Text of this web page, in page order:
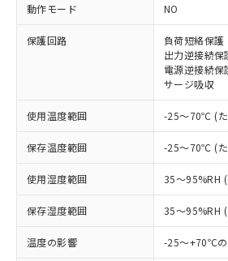
動作モード NO
保護回路
負荷短絡保護
出力逆接続保
電源逆接続保
サージ吸収
使用温度範囲 -25～70℃ (た
保存温度範囲 -25～70℃ (た
使用湿度範囲 35～95%RH
保存湿度範囲 35～95%RH
温度の影響 -25～+70℃
ご利用条件
以下の条件をお読みいただき
ご利用ください。
商品の当社在庫状況お
(税抜)を提供させていた
当社制御機器事業取扱商
本サービスの対象外と
対応済み：EU RoHS指令
非含有に対応した製品が提供
す。
対応予定：EU RoHS指令（10
有に対応した製品に切り替え
対応予定なし：EU RoHS指令
非含有に非対応の商品で、対
定はありません。
調査・確認中：EU RoHS指
非含有の対応状況を調査中ま
非該当品：ライセンス料など
害物質有無と関係のない商品
仕入先様の事情により、非含
※1 中国RoHS○×表
「○」：最大均質材料含有率
基準値以下であることを示し
「×」：最大均質材料含有率